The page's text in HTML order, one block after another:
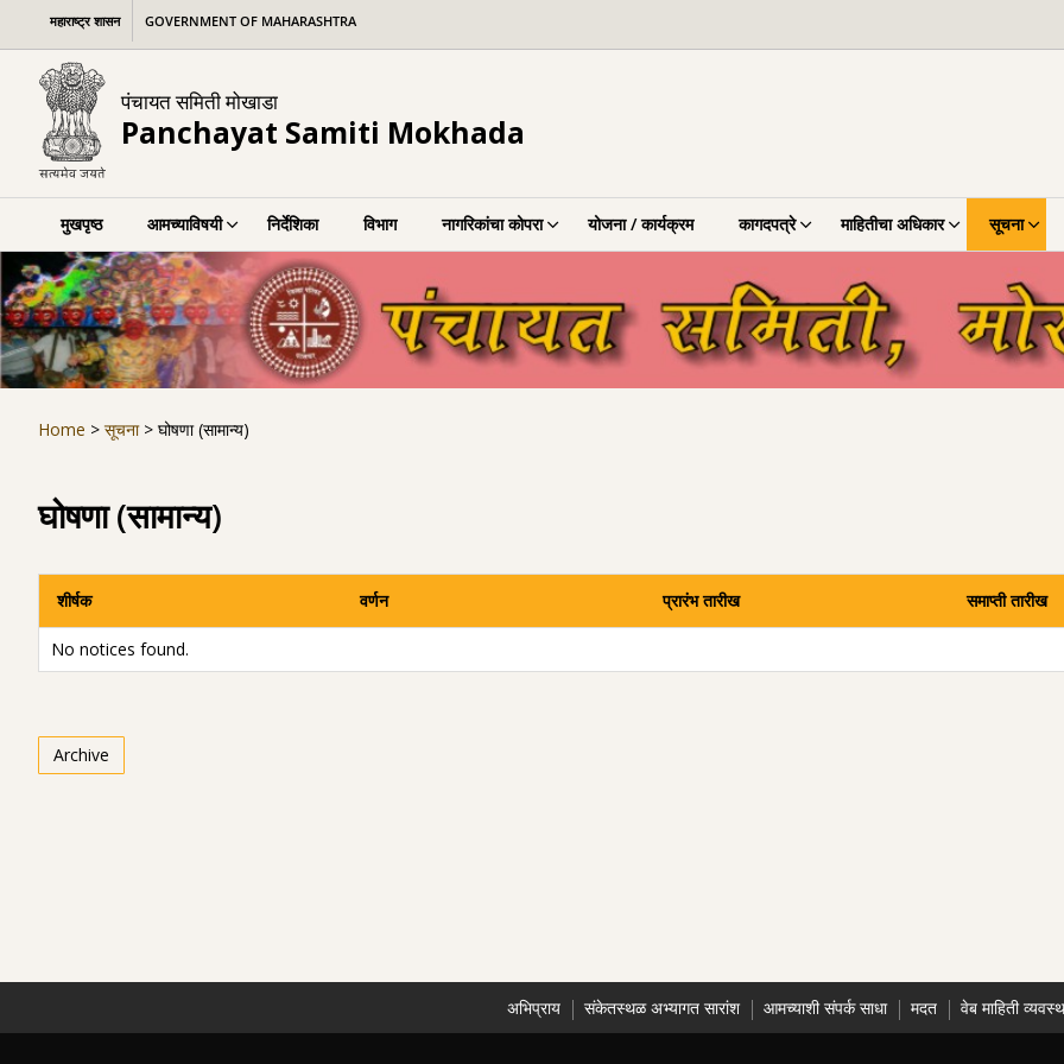
content
महाराष्ट्र शासन GOVERNMENT OF MAHARASHTRA
पंचायत समिती मोखाडा
Panchayat Samiti Mokhada
मुखपृष्ठ आमच्याविषयी निर्देशिका विभाग नागरिकांचा कोपरा योजना / कार्यक्रम कागदपत्रे माहितीचा अधिकार सूचना
Home > सूचना> घोषणा (सामान्य)
घोषणा (सामान्य)
शीर्षक वर्णन प्रारंभ तारीख समाप्ती तारीख
No notices found.
Archive
अभिप्राय संकेतस्थळ अभ्यागत सारांश आमच्याशी संपर्क साधा मदत वेब माहिती